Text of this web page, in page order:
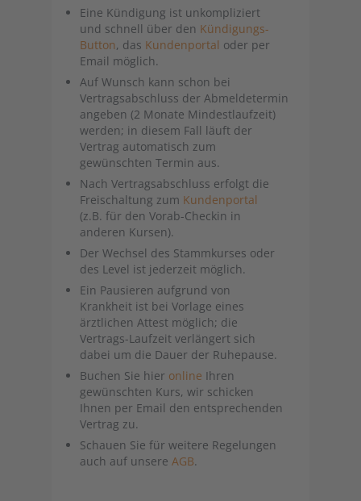
Eine Kündigung ist unkompliziert
und schnell über den Kündigungs-
Button, das Kundenportal oder per
Email möglich.
Auf Wunsch kann schon bei
Vertragsabschluss der Abmeldetermin
angeben (2 Monate Mindestlaufzeit)
werden; in diesem Fall läuft der
Vertrag automatisch zum
gewünschten Termin aus.
Nach Vertragsabschluss erfolgt die
Freischaltung zum Kundenportal
(z.B. für den Vorab-Checkin in
anderen Kursen).
Der Wechsel des Stammkurses oder
des Level ist jederzeit möglich.
Ein Pausieren aufgrund von
Krankheit ist bei Vorlage eines
ärztlichen Attest möglich; die
Vertrags-Laufzeit verlängert sich
dabei um die Dauer der Ruhepause.
Buchen Sie hier online Ihren
gewünschten Kurs, wir schicken
Ihnen per Email den entsprechenden
Vertrag zu.
Schauen Sie für weitere Regelungen
auch auf unsere AGB.